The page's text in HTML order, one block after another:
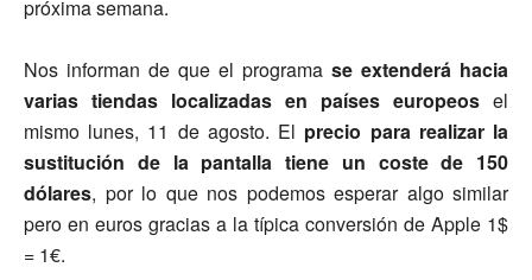
próxima semana.
Nos informan de que el programa se extenderá hacia
varias tiendas localizadas en países europeos el
mismo lunes, 11 de agosto. El precio para realizar la
sustitución de la pantalla tiene un coste de 150
dólares, por lo que nos podemos esperar algo similar
pero en euros gracias a la típica conversión de Apple 1$
= 1€.